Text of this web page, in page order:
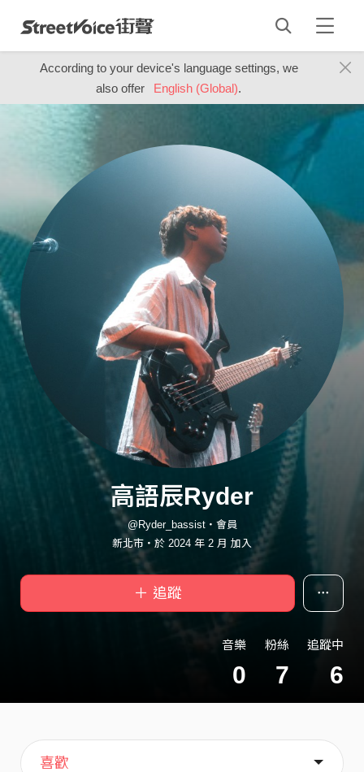
According to your device's language settings, we
also offer
English (Global).
高語辰Ryder
@Ryder_bassist・會員
新北市・於 2024 年 2 月 加入
＋ 追蹤
音樂
0
粉絲
7
追蹤中
6
主頁
喜歡
關於